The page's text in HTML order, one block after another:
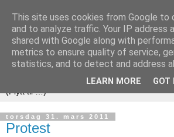
torsdag 31. mars 2011
Protest
This site uses cookies from Google to
and to analyze traffic. Your IP address
shared with Google along with
metrics to ensure quality of service,
statistics, and to detect and address
LEARN MORE GOT